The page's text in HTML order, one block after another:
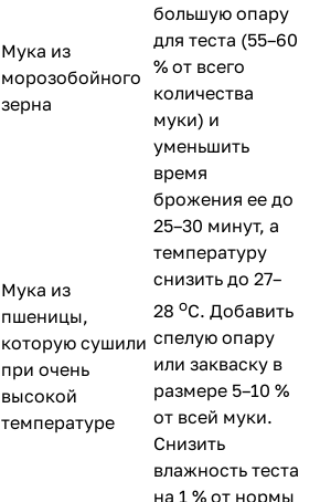
Мука из
морозобойного
зерна
большую опару
для теста (55–60
% от всего
количества
муки) и
уменьшить
время
брожения ее до
25–30 минут, а
температуру
снизить до 27–
28 оС. Добавить
спелую опару
или закваску в
размере 5–10 %
от всей муки.
Снизить
влажность теста
на 1 % от нормы
Мука из
пшеницы,
которую сушили
при очень
высокой
температуре